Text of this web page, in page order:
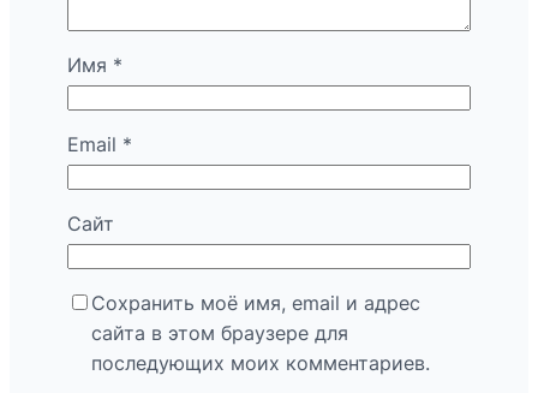
Имя *
Email *
Сайт
Сохранить моё имя, email и адрес
сайта в этом браузере для
последующих моих комментариев.